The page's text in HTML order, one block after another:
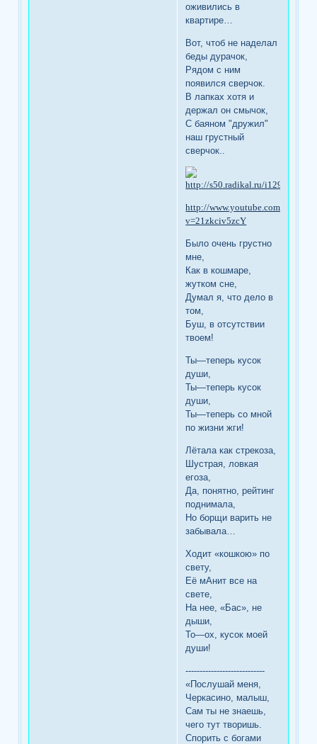
оживились в
квартире…
Вот, чтоб не наделал
беды дурачок,
Рядом с ним
появился сверчок.
В лапках хотя и
держал он смычок,
С баяном "дружил"
наш грустный
сверчок..
http://www.youtube.com/watch?
v=21zkciv5zcY
Было очень грустно
мне,
Как в кошмаре,
жутком сне,
Думал я, что дело в
том,
Буш, в отсутствии
твоем!
Ты—теперь кусок
души,
Ты—теперь кусок
души,
Ты—теперь со мной
по жизни жги!
Лётала как стрекоза,
Шустрая, ловкая
егоза,
Да, понятно, рейтинг
поднимала,
Но борщи варить не
забывала…
Ходит «кошкою» по
свету,
Её мАнит все на
свете,
На нее, «Бас», не
дыши,
То—ох, кусок моей
души!
----------------------------
«Послушай меня,
Черкасино, малыш,
Сам ты не знаешь,
чего тут творишь.
Спорить с богами